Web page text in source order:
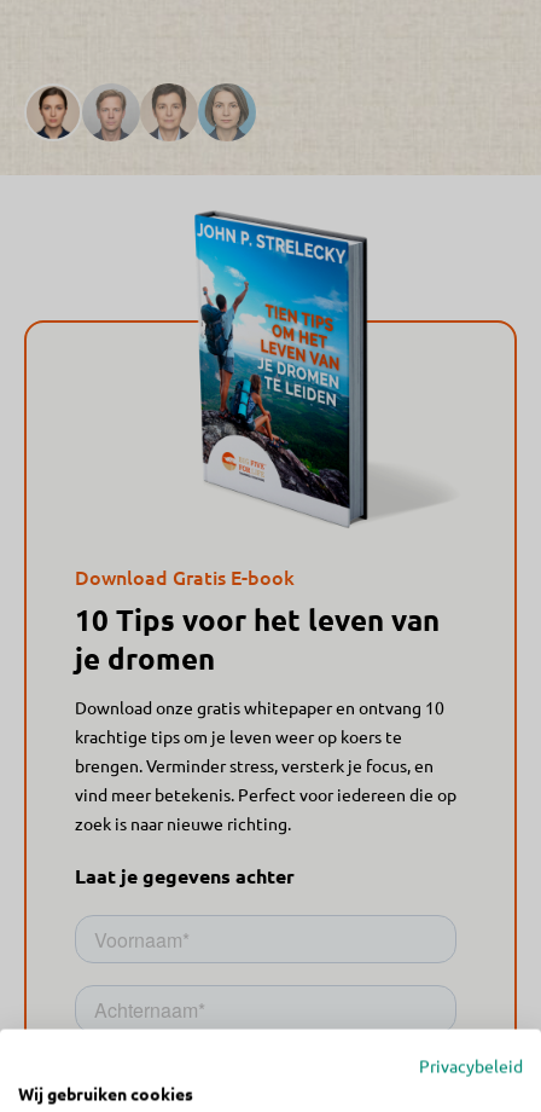
Download Gratis E-book
10 Tips voor het leven van
je dromen
Download onze gratis whitepaper en ontvang 10
krachtige tips om je leven weer op koers te
brengen. Verminder stress, versterk je focus, en
vind meer betekenis. Perfect voor iedereen die op
zoek is naar nieuwe richting.
Laat je gegevens achter
Privacybeleid
Wij gebruiken cookies